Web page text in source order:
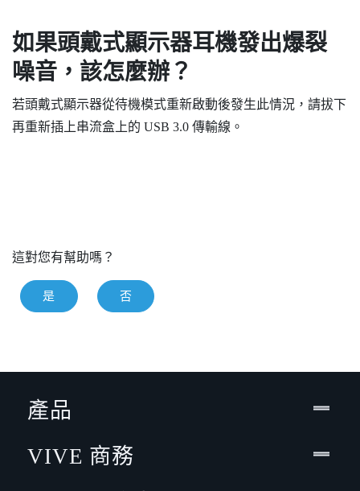
如果頭戴式顯示器耳機發出爆裂
噪音，該怎麼辦？
若頭戴式顯示器從待機模式重新啟動後發生此情況，請拔下
再重新插上串流盒上的 USB 3.0 傳輸線。
這對您有幫助嗎？
是 否
產品
VIVE 商務